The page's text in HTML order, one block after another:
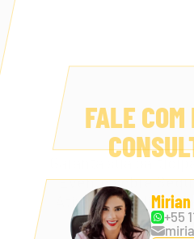
FALE COM
Garanta sua
Evento sobre
Atividade Policial
+55